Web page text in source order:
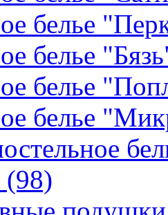
белье
белье
белье
белье
(98)